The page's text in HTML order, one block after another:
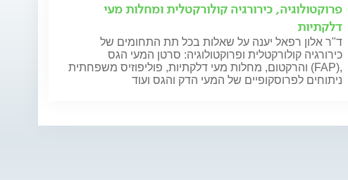
פרוקטולוגיה, כירורגיה קולורקטלית ומחלות מעי
דלקתיות
ד"ר אלון רפאל יענה על שאלות בכל תת התחומים של
כירורגיה קולורקטלית ופרוקטולוגיה: סרטן המעי הגס
והרקטום, מחלות מעי דלקתיות, פוליפוזיס משפחתית (FAP),
ניתוחים לפרוסקופיים של המעי הדק והגס ועוד